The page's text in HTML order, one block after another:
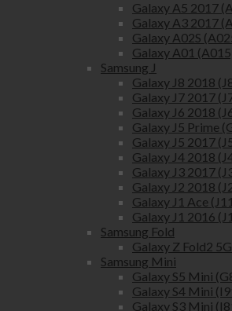
Galaxy A5 2017
Galaxy A3 2017
Galaxy A02S
Galaxy A01
Samsung J
Galaxy J8 2018
Galaxy J7 2017
Galaxy J6 2018
Galaxy J5 Prime
Galaxy J5 2017
Galaxy J4 2018
Galaxy J3 2017
Galaxy J2 2018
Galaxy J1 Ace
Galaxy J1 2016
Samsung Fold
Galaxy Z Fold2
Samsung Mini
Galaxy S5 Mini
Galaxy S4 Mini
Galaxy S3 Mini